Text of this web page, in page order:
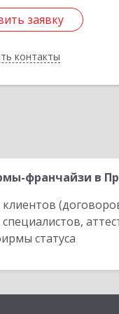
заявку
контакты
заявку
франчайзи в
клиентов
специалистов,
статуса